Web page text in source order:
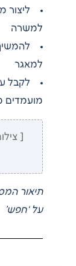
ליצור
למשרה
למאגר
לקבל
מועמדים
[
תיאור
על ‘חפש’